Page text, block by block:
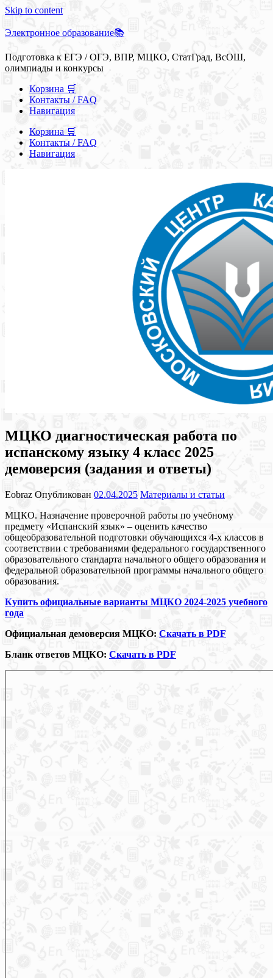
Skip to content
Электронное образование📚
Подготовка к ЕГЭ / ОГЭ, ВПР, МЦКО, СтатГрад, ВсОШ,
олимпиады и конкурсы
Корзина 🛒
Контакты / FAQ
Навигация
Корзина 🛒
Контакты / FAQ
Навигация
МЦКО диагностическая работа по
испанскому языку 4 класс 2025
демоверсия (задания и ответы)
Eobraz Опубликован 02.04.2025 Материалы и статьи
МЦКО. Назначение проверочной работы по учебному
предмету «Испанский язык» – оценить качество
общеобразовательной подготовки обучающихся 4-х классов в
соответствии с требованиями федерального государственного
образовательного стандарта начального общего образования и
федеральной образовательной программы начального общего
образования.
Купить официальные варианты МЦКО 2024-2025 учебного
года
Официальная демоверсия МЦКО: Скачать в PDF
Бланк ответов МЦКО: Скачать в PDF